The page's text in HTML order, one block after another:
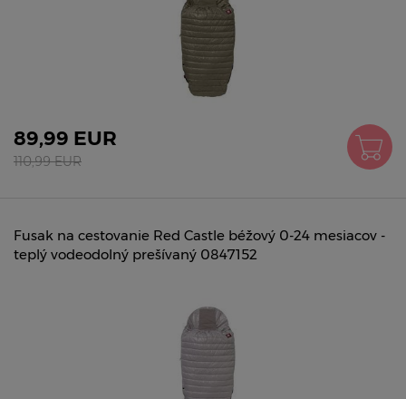
89,99 EUR
110,99 EUR
Fusak na cestovanie Red Castle béžový 0-24 mesiacov -
teplý vodeodolný prešívaný 0847152